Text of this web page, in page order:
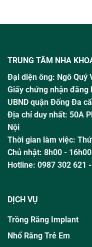
TRUNG TÂM NHA
Đại diện ông: Ngô Quý
Giấy chứng nhận đăng
UBND quận Đống Đa
Địa chỉ duy nhất: 50A
Nội
Thời gian làm việc:
Chủ nhật: 8h00 - 16h00
Hotline: 0987 302 621
DỊCH VỤ
Trồng Răng Implant
Nhổ Răng Trẻ Em